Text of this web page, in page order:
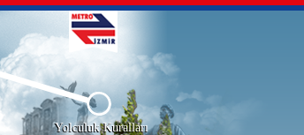
Yolculuk Kuralları